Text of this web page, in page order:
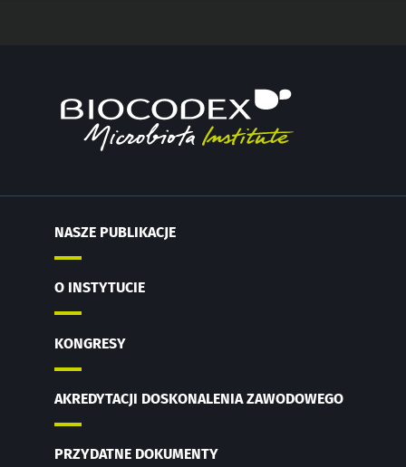
NASZE PUBLIKACJE
O INSTYTUCIE
KONGRESY
AKREDYTACJI DOSKONALENIA ZAWODOWEGO
PRZYDATNE DOKUMENTY